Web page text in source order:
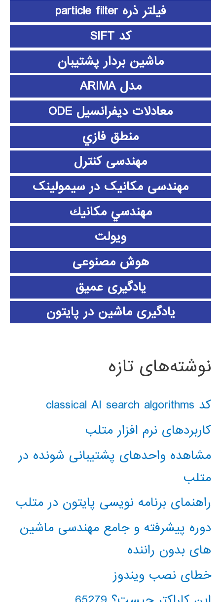
فیلتر ذره particle filter
کد SIFT
ماشین بردار پشتیبان
مدل ARIMA
معادلات دیفرانسیل ODE
منطق فازي
مهندسی کنترل
مهندسی مکانیک در سیمولینک
مهندسي مكانيك
ویولت
هوش مصنوعی
یادگیری عمیق
یادگیری ماشین در پایتون
نوشته‌های تازه
کد classical AI search algorithms
کاربردهای نرم افزار متلب
مشاهده واحدهای پشتیبانی شونده در
متلب
راهنمای برنامه نویسی پایتون در متلب
دوره پیشرفته و جامع مهندسی ماشین
های بدون راننده
خطای نصب ویندوز